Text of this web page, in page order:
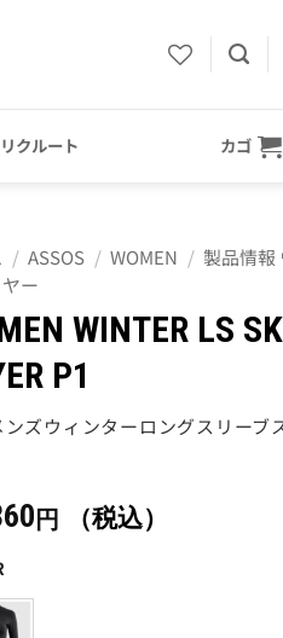
リクルート カゴ
/ ASSOS / WOMEN / 製品情報
ー
WINTER LS
P1
ンズウィンターロングスリーブ
円 （税込）